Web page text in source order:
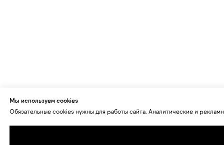
Мы используем cookies
Обязательные cookies нужны для работы сайта. Аналитические и